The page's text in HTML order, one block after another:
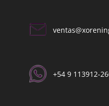
+54 9 113912-